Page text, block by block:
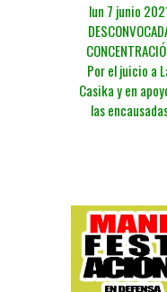
lun 7 junio
Por el juicio a
Casika y en
las